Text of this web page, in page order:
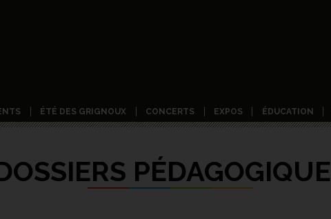
ÉTÉ DES GRIGNOUX CONCERTS EXPOS ÉDUCATION